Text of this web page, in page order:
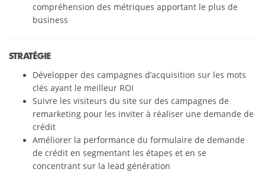
compréhension des métriques apportant le plus de
business
STRATÉGIE
Développer des campagnes d’acquisition sur les mots
clés ayant le meilleur ROI
Suivre les visiteurs du site sur des campagnes de
remarketing pour les inviter à réaliser une demande de
crédit
Améliorer la performance du formulaire de demande
de crédit en segmentant les étapes et en se
concentrant sur la lead génération